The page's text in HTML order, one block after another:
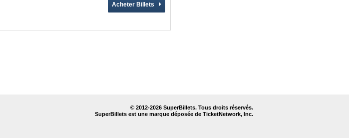
© 2012-2026 SuperBillets. Tous droits réservés.
SuperBillets est une marque déposée de TicketNetwork, Inc.